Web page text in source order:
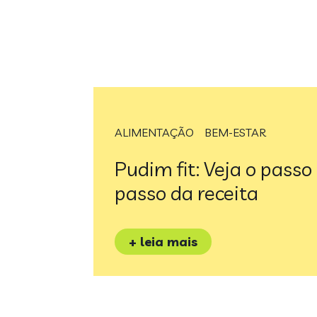
ALIMENTAÇÃO BEM-ESTAR
Pudim fit: Veja o passo
passo da receita
+ leia mais